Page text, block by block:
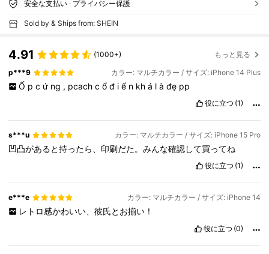
安全な支払い · プライバシー保護
Sold by & Ships from: SHEIN
4.91 (1000+) もっと見る
p***9 カラー: マルチカラー / サイズ: iPhone 14 Plus
Ố p c ứ ng , pcach c ổ đ i ể n kh á l à đẹ pp
役に立つ (1)
s***u カラー: マルチカラー / サイズ: iPhone 15 Pro
凹凸があると持ったら、印刷だた。みんな確認して買ってね
役に立つ (1)
e***e カラー: マルチカラー / サイズ: iPhone 14
レトロ感かわいい、彼氏とお揃い！
役に立つ (0)